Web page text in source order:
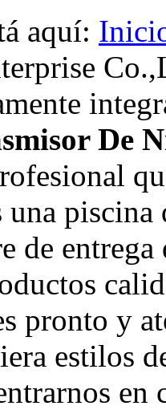
aquí:
De
una
de
pronto y
estilos
en